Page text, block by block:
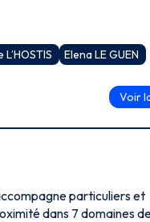
Elena LE GUEN
Voir
particuliers et
dans 7 domaines